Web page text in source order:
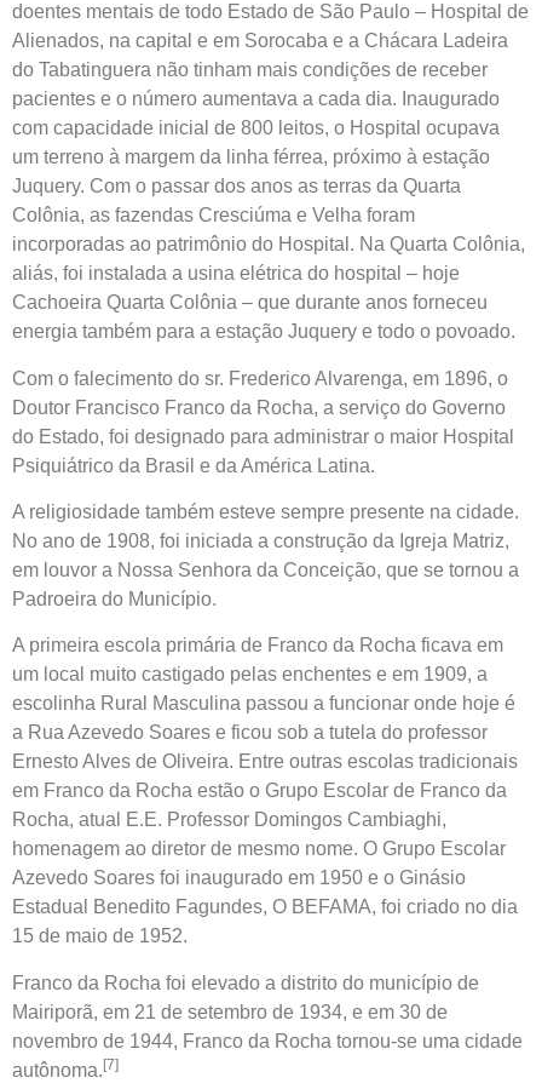
doentes mentais de todo Estado de São Paulo – Hospital de
Alienados, na capital e em Sorocaba e a Chácara Ladeira
do Tabatinguera não tinham mais condições de receber
pacientes e o número aumentava a cada dia. Inaugurado
com capacidade inicial de 800 leitos, o Hospital ocupava
um terreno à margem da linha férrea, próximo à estação
Juquery. Com o passar dos anos as terras da Quarta
Colônia, as fazendas Cresciúma e Velha foram
incorporadas ao patrimônio do Hospital. Na Quarta Colônia,
aliás, foi instalada a usina elétrica do hospital – hoje
Cachoeira Quarta Colônia – que durante anos forneceu
energia também para a estação Juquery e todo o povoado.
Com o falecimento do sr. Frederico Alvarenga, em 1896, o
Doutor Francisco Franco da Rocha, a serviço do Governo
do Estado, foi designado para administrar o maior Hospital
Psiquiátrico da Brasil e da América Latina.
A religiosidade também esteve sempre presente na cidade.
No ano de 1908, foi iniciada a construção da Igreja Matriz,
em louvor a Nossa Senhora da Conceição, que se tornou a
Padroeira do Município.
A primeira escola primária de Franco da Rocha ficava em
um local muito castigado pelas enchentes e em 1909, a
escolinha Rural Masculina passou a funcionar onde hoje é
a Rua Azevedo Soares e ficou sob a tutela do professor
Ernesto Alves de Oliveira. Entre outras escolas tradicionais
em Franco da Rocha estão o Grupo Escolar de Franco da
Rocha, atual E.E. Professor Domingos Cambiaghi,
homenagem ao diretor de mesmo nome. O Grupo Escolar
Azevedo Soares foi inaugurado em 1950 e o Ginásio
Estadual Benedito Fagundes, O BEFAMA, foi criado no dia
15 de maio de 1952.
Franco da Rocha foi elevado a distrito do município de
Mairiporã, em 21 de setembro de 1934, e em 30 de
novembro de 1944, Franco da Rocha tornou-se uma cidade
autônoma.[7]